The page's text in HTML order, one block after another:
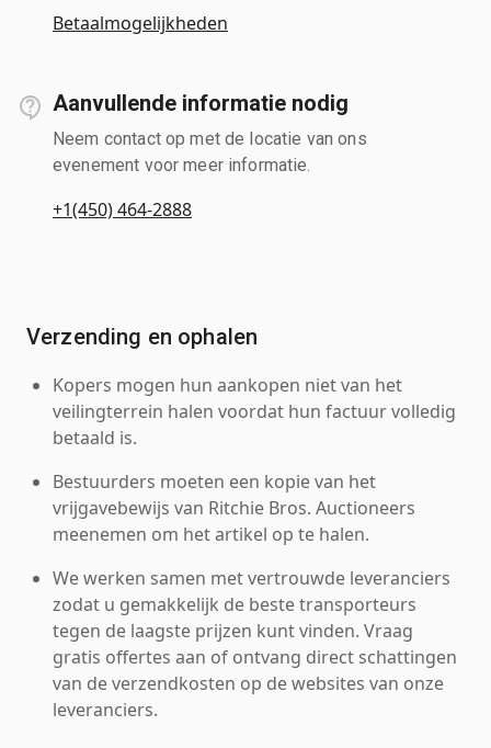
Betaalmogelijkheden
Aanvullende informatie nodig
Neem contact op met de locatie van ons
evenement voor meer informatie.
+1(450) 464-2888
Verzending en ophalen
Kopers mogen hun aankopen niet van het
veilingterrein halen voordat hun factuur volledig
betaald is.
Bestuurders moeten een kopie van het
vrijgavebewijs van Ritchie Bros. Auctioneers
meenemen om het artikel op te halen.
We werken samen met vertrouwde leveranciers
zodat u gemakkelijk de beste transporteurs
tegen de laagste prijzen kunt vinden. Vraag
gratis offertes aan of ontvang direct schattingen
van de verzendkosten op de websites van onze
leveranciers.